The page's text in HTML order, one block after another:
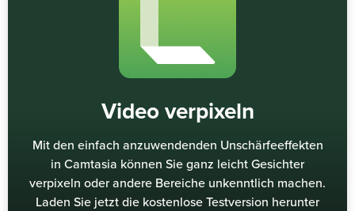
Video verpixeln
Mit den einfach anzuwendenden Unschärfeeffekten
in Camtasia können Sie ganz leicht Gesichter
verpixeln oder andere Bereiche unkenntlich machen.
Laden Sie jetzt die kostenlose Testversion herunter